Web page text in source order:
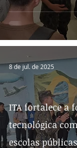
José dos
ITA fortalece a
tecnológica
escolas
8 de jul. de 2025